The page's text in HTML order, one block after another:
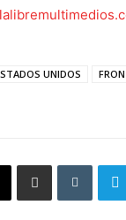
UNIDOS